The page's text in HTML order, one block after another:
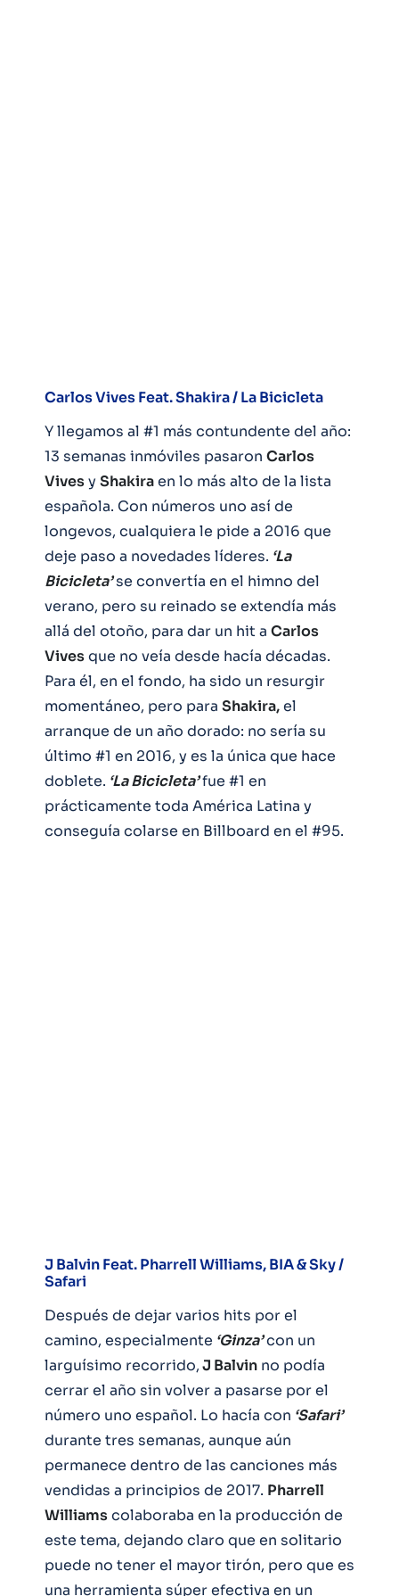
Carlos Vives Feat. Shakira / La Bicicleta
Y llegamos al #1 más contundente del año:
13 semanas inmóviles pasaron Carlos
Vivesy Shakiraen lo más alto de la lista
española. Con números uno así de
longevos, cualquiera le pide a 2016 que
deje paso a novedades líderes. ‘La
Bicicleta’se convertía en el himno del
verano, pero su reinado se extendía más
allá del otoño, para dar un hit a Carlos
Vivesque no veía desde hacía décadas.
Para él, en el fondo, ha sido un resurgir
momentáneo, pero para Shakira,el
arranque de un año dorado: no sería su
último #1 en 2016, y es la única que hace
doblete. ‘La Bicicleta’fue #1 en
prácticamente toda América Latina y
conseguía colarse en Billboard en el #95.
J Balvin Feat. Pharrell Williams, BIA & Sky /
Safari
Después de dejar varios hits por el
camino, especialmente ‘Ginza’con un
larguísimo recorrido,J Balvin no podía
cerrar el año sin volver a pasarse por el
número uno español. Lo hacía con ‘Safari’
durante tres semanas, aunque aún
permanece dentro de las canciones más
vendidas a principios de 2017. Pharrell
Williamscolaboraba en la producción de
este tema, dejando claro que en solitario
puede no tener el mayor tirón, pero que es
una herramienta súper efectiva en un